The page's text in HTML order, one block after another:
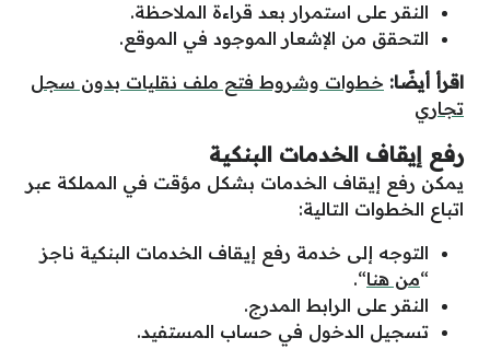
النقر على استمرار بعد قراءة الملاحظة.
التحقق من الإشعار الموجود في الموقع.
اقرأ أيضًا: خطوات وشروط فتح ملف نقليات بدون سجل
تجاري
رفع إيقاف الخدمات البنكية
يمكن رفع إيقاف الخدمات بشكل مؤقت في المملكة عبر
اتباع الخطوات التالية:
التوجه إلى خدمة رفع إيقاف الخدمات البنكية ناجز
“من هنا“.
النقر على الرابط المدرج.
تسجيل الدخول في حساب المستفيد.